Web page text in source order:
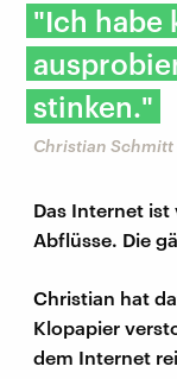
"Ich habe
stinken."
Christian Schmitt
Das Internet
Abflüsse. Die
Christian hat
Klopapier
dem Internet